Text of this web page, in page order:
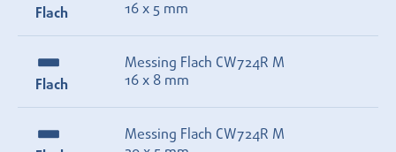
Flach
16 x 5 mm
Flach
Messing Flach CW724R M
16 x 8 mm
Messing Flach CW724R M